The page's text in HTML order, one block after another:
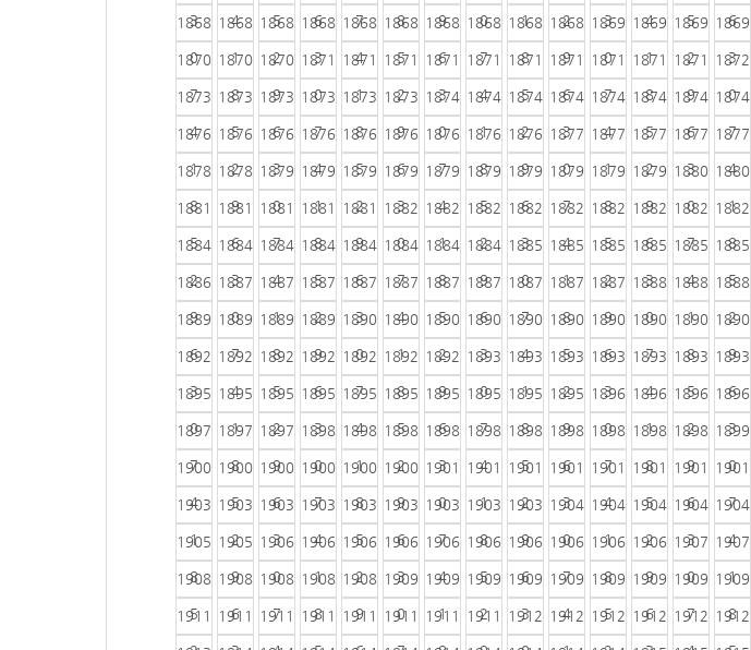
3 4 5 6 7 8 9 0 1 2 3 4 5 6
1868
0
1868
1
1868
2
1868
3
1868
4
1868
5
1868
6
1868
7
1868
8
1868
9
1869
0
1869
1
1869
2
1869
3
1870
7
1870
8
1870
9
1871
0
1871
1
1871
2
1871
3
1871
4
1871
5
1871
6
1871
7
1871
8
1871
9
1872
0
1873
4
1873
5
1873
6
1873
7
1873
8
1873
9
1874
0
1874
1
1874
2
1874
3
1874
4
1874
5
1874
6
1874
7
1876
1
1876
2
1876
3
1876
4
1876
5
1876
6
1876
7
1876
8
1876
9
1877
0
1877
1
1877
2
1877
3
1877
4
1878
8
1878
9
1879
0
1879
1
1879
2
1879
3
1879
4
1879
5
1879
6
1879
7
1879
8
1879
9
1880
0
1880
1
1881
5
1881
6
1881
7
1881
8
1881
9
1882
0
1882
1
1882
2
1882
3
1882
4
1882
5
1882
6
1882
7
1882
8
1884
2
1884
3
1884
4
1884
5
1884
6
1884
7
1884
8
1884
9
1885
0
1885
1
1885
2
1885
3
1885
4
1885
5
1886
9
1887
0
1887
1
1887
2
1887
3
1887
4
1887
5
1887
6
1887
7
1887
8
1887
9
1888
0
1888
1
1888
2
1889
6
1889
7
1889
8
1889
9
1890
0
1890
1
1890
2
1890
3
1890
4
1890
5
1890
6
1890
7
1890
8
1890
9
1892
3
1892
4
1892
5
1892
6
1892
7
1892
8
1892
9
1893
0
1893
1
1893
2
1893
3
1893
4
1893
5
1893
6
1895
0
1895
1
1895
2
1895
3
1895
4
1895
5
1895
6
1895
7
1895
8
1895
9
1896
0
1896
1
1896
2
1896
3
1897
7
1897
8
1897
9
1898
0
1898
1
1898
2
1898
3
1898
4
1898
5
1898
6
1898
7
1898
8
1898
9
1899
0
1900
4
1900
5
1900
6
1900
7
1900
8
1900
9
1901
0
1901
1
1901
2
1901
3
1901
4
1901
5
1901
6
1901
7
1903
1
1903
2
1903
3
1903
4
1903
5
1903
6
1903
7
1903
8
1903
9
1904
0
1904
1
1904
2
1904
3
1904
4
1905
8
1905
9
1906
0
1906
1
1906
2
1906
3
1906
4
1906
5
1906
6
1906
7
1906
8
1906
9
1907
0
1907
1
1908
5
1908
6
1908
7
1908
8
1908
9
1909
0
1909
1
1909
2
1909
3
1909
4
1909
5
1909
6
1909
7
1909
8
1911 1911 1911 1911 1911 1911 1911 1911 1912 1912 1912 1912 1912 1912